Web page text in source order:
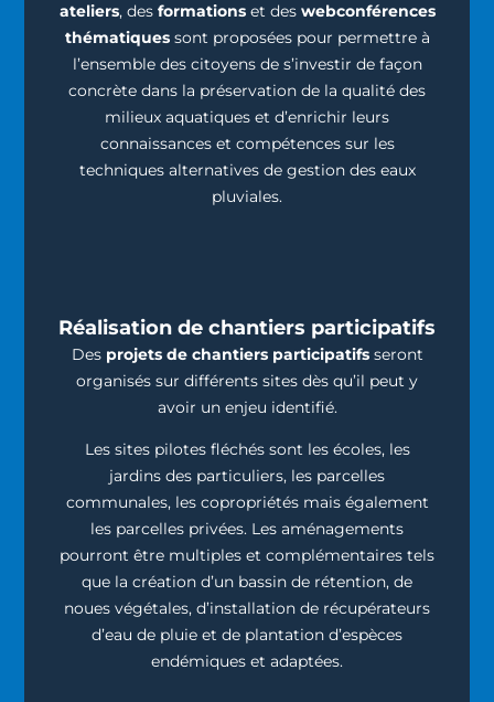
ateliers, des formationset des webconférences
thématiquessont proposées pour permettre à
l’ensemble des citoyens de s’investir de façon
concrète dans la préservation de la qualité des
milieux aquatiques et d’enrichir leurs
connaissances et compétences sur les
techniques alternatives de gestion des eaux
pluviales.
Réalisation de chantiers participatifs
Des projets de chantiers participatifsseront
organisés sur différents sites dès qu’il peut y
avoir un enjeu identifié.
Les sites pilotes fléchés sont les écoles, les
jardins des particuliers, les parcelles
communales, les copropriétés mais également
les parcelles privées. Les aménagements
pourront être multiples et complémentaires tels
que la création d’un bassin de rétention, de
noues végétales, d’installation de récupérateurs
d’eau de pluie et de plantation d’espèces
endémiques et adaptées.